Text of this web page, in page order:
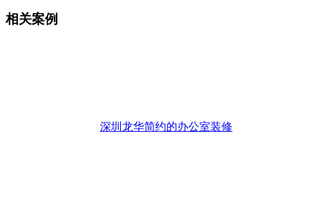
相关案例
深圳龙华简约的办公室装修